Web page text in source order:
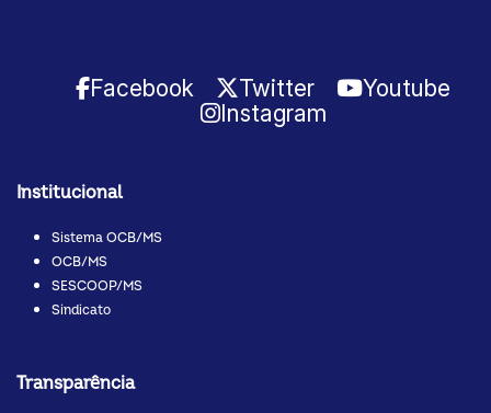
Facebook Twitter
Youtube
Instagram
Institucional
Sistema OCB/MS
OCB/MS
SESCOOP/MS
Sindicato
Transparência